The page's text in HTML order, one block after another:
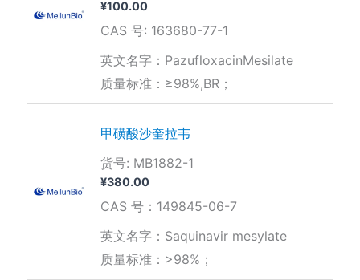
¥100.00
CAS 号: 163680-77-1
英文名字：PazufloxacinMesilate
质量标准：≥98%,BR；
甲磺酸沙奎拉韦
货号: MB1882-1
¥380.00
CAS 号：149845-06-7
英文名字：Saquinavir mesylate
质量标准：>98%；